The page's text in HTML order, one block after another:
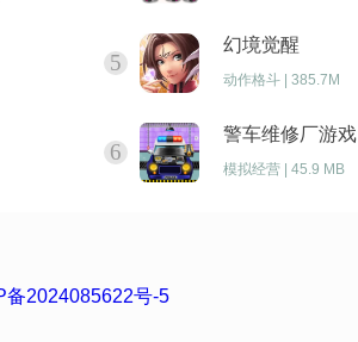
5
幻境觉醒
动作格斗 385.7M
6
警车维修厂游戏
模拟经营 45.9 MB
备2024085622号-5